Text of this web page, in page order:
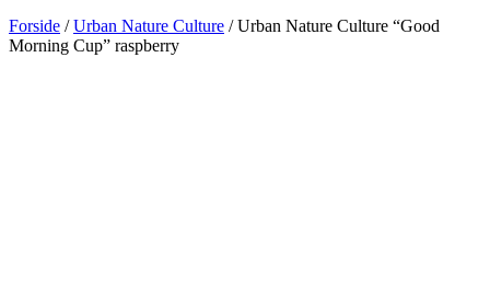
Forside /Urban Nature Culture / Urban Nature Culture “Good
Morning Cup” raspberry